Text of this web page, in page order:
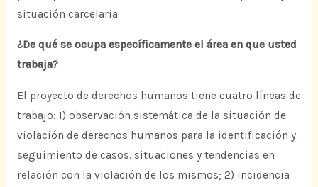
situación carcelaria.
¿De qué se ocupa específicamente el área en que usted
trabaja?
El proyecto de derechos humanos tiene cuatro líneas de
trabajo: 1) observación sistemática de la situación de
violación de derechos humanos para la identificación y
seguimiento de casos, situaciones y tendencias en
relación con la violación de los mismos; 2) incidencia